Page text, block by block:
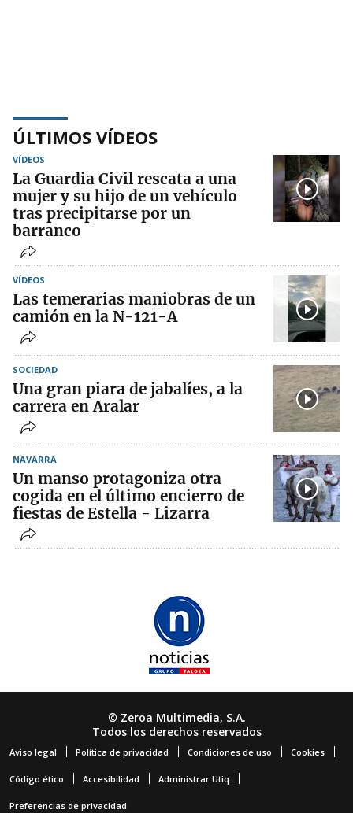
ÚLTIMOS VÍDEOS
VÍDEOS
La Guardia Civil rescata a una
mujer y su hijo de un vehículo
tras precipitarse por un
barranco
VÍDEOS
Las temerarias maniobras de un
camión en la N-121-A
SOCIEDAD
Una gran piara de jabalíes, a la
carrera en Aralar
NAVARRA
Un manso protagoniza otra
cogida en el último encierro de
fiestas de Estella - Lizarra
© Zeroa Multimedia, S.A.
Todos los derechos reservados
Aviso legal Política de privacidad Condiciones de uso Cookies
Código ético Accesibilidad Administrar Utiq
Preferencias de privacidad